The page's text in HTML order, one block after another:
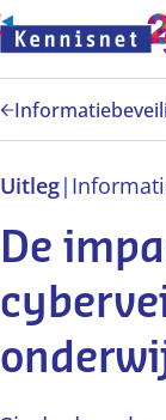
Doorgaan naar
Uitleg|
De